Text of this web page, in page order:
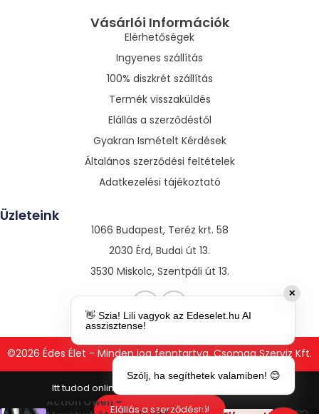
Vásárlói Információk
Elérhetőségek
Ingyenes szállítás
100% diszkrét szállítás
Termék visszaküldés
Elállás a szerződéstől
Gyakran Ismételt Kérdések
Általános szerződési feltételek
Adatkezelési tájékoztató
Üzleteink
1066 Budapest, Teréz krt. 58
2030 Érd, Budai út 13.
3530 Miskolc, Szentpáli út 13.
©2026 Édes Élet - Minden jog fenntartva. Csomag Szerviz Kft.
Action Owen –
27
Elállás a szerződéstől
✕
👋 Szia! Lili vagyok az Edeselet.hu AI
asszisztense!
Szólj, ha segíthetek valamiben! 😊